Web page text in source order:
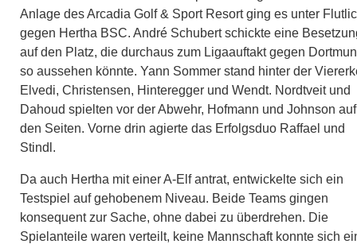
Anlage des Arcadia Golf & Sport Resort ging es unter
gegen Hertha BSC. André Schubert schickte eine
auf den Platz, die durchaus zum Ligaauftakt gegen
so aussehen könnte. Yann Sommer stand hinter der
Elvedi, Christensen, Hinteregger und Wendt. Nordtveit und
Dahoud spielten vor der Abwehr, Hofmann und Johnson auf
den Seiten. Vorne drin agierte das Erfolgsduo Raffael und
Stindl.
Da auch Hertha mit einer A-Elf antrat, entwickelte sich ein
Testspiel auf gehobenem Niveau. Beide Teams gingen
konsequent zur Sache, ohne dabei zu überdrehen. Die
Spielanteile waren verteilt, keine Mannschaft konnte sich